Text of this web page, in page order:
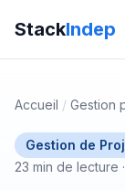
StackIndep
Accueil / Gestion
Gestion de
23 min de lecture ·